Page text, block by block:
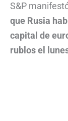
S&P
que Rusia
capital de
rublos el